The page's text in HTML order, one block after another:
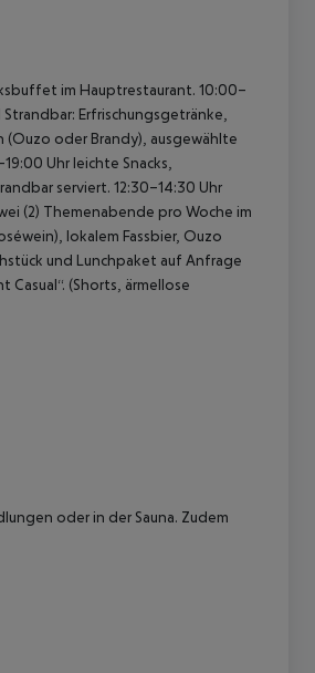
im Hauptrestaurant. 10:00–
Erfrischungsgetränke,
(Ouzo oder Brandy), ausgewählte
Uhr leichte Snacks,
serviert. 12:30–14:30 Uhr
(2) Themenabende pro Woche im
lokalem Fassbier, Ouzo
und Lunchpaket auf Anfrage
(Shorts, ärmellose
oder in der Sauna. Zudem